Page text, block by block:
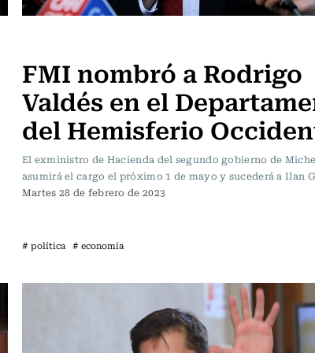
FMI nombró a Rodrigo
Valdés en el
del Hemisferio
El exministro de Hacienda del segundo gobierno de
asumirá el cargo el próximo 1 de mayo y sucederá a Ilan
Martes 28 de febrero de 2023
# política # economía